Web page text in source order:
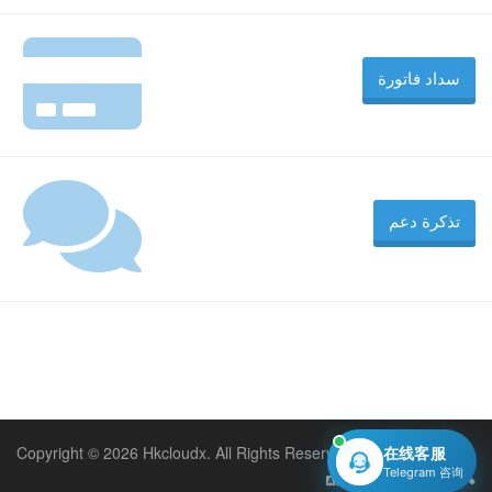
سداد فاتورة
تذكرة دعم
Copyright © 2026 Hkcloudx. All Rights Reserved.
العربية
在线客服
Telegram 咨询